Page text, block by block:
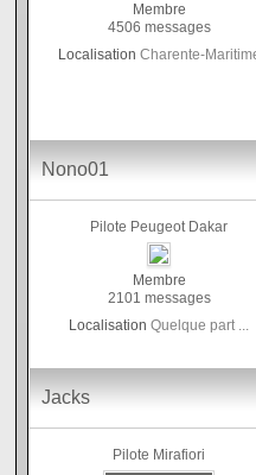
Membre
4506 messages
Localisation Charente-
Nono01
Pilote Peugeot Dakar
Membre
2101 messages
Localisation Quelque part ...
Jacks
Pilote Mirafiori